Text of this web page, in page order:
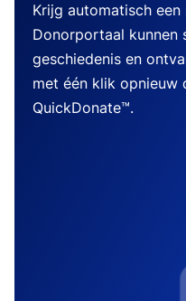
Krijg automatisch
Donorportaal kunnen
geschiedenis en
met één klik opnieuw
QuickDonate™.